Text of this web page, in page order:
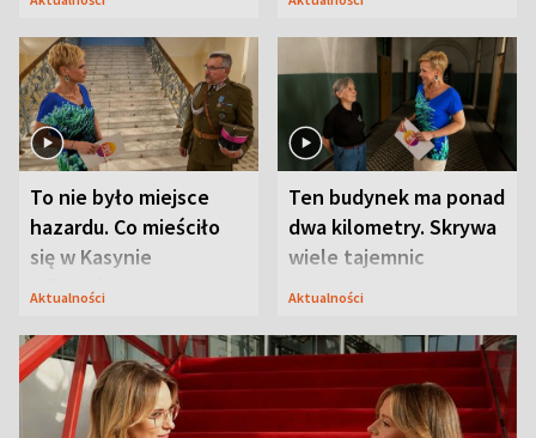
To nie było miejsce
hazardu. Co mieściło
się w Kasynie
Oficerskim?
Aktualności
Ten budynek ma ponad
dwa kilometry. Skrywa
wiele tajemnic
Aktualności